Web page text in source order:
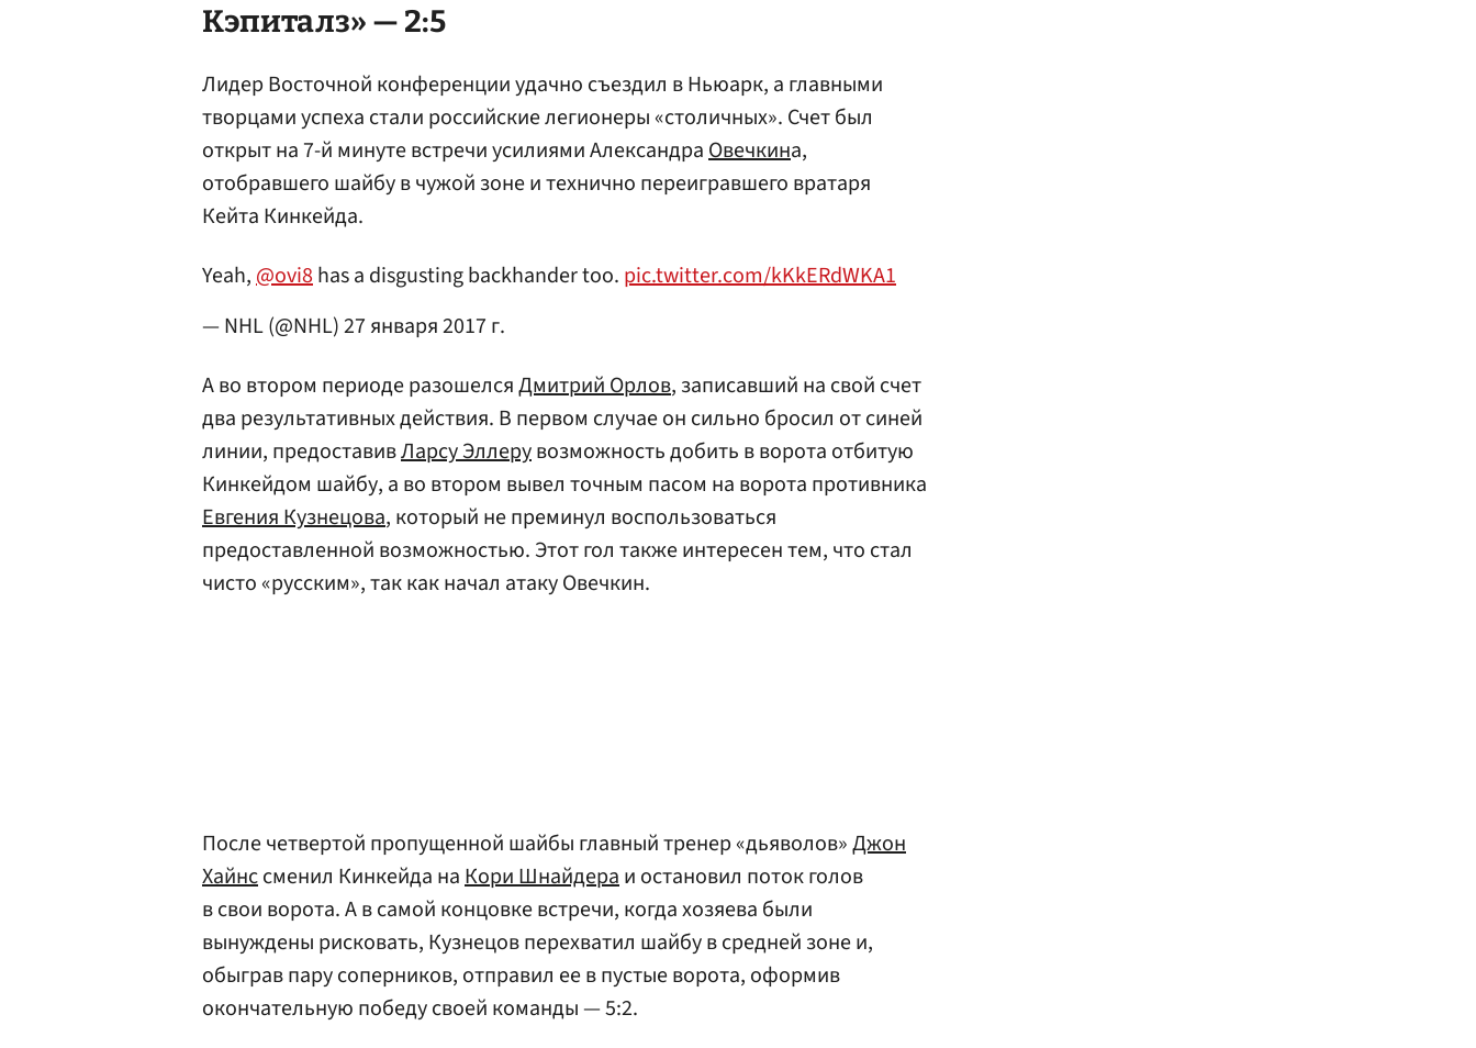
Кэпиталз» — 2:5
Лидер Восточной конференции удачно съездил в Ньюарк, а главными
творцами успеха стали российские легионеры «столичных». Счет был
открыт на 7-й минуте встречи усилиями АлександраОвечкина,
отобравшего шайбу в чужой зоне и технично переигравшего вратаря
Кейта Кинкейда.
Yeah,@ovi8has a disgusting backhander too. pic.twitter.com/kKkERdWKA1
— NHL (@NHL)27 января 2017 г.
А во втором периоде разошелсяДмитрий Орлов, записавший на свой счет
два результативных действия. В первом случае он сильно бросил от синей
линии, предоставивЛарсу Эллерувозможность добить в ворота отбитую
Кинкейдом шайбу, а во втором вывел точным пасом на ворота противника
Евгения Кузнецова, который не преминул воспользоваться
предоставленной возможностью. Этот гол также интересен тем, что стал
чисто «русским», так как начал атаку Овечкин.
После четвертой пропущенной шайбы главный тренер «дьяволов»Джон
Хайнссменил Кинкейда наКори Шнайдераи остановил поток голов
в свои ворота. А в самой концовке встречи, когда хозяева были
вынуждены рисковать, Кузнецов перехватил шайбу в средней зоне и,
обыграв пару соперников, отправил ее в пустые ворота, оформив
окончательную победу своей команды — 5:2.